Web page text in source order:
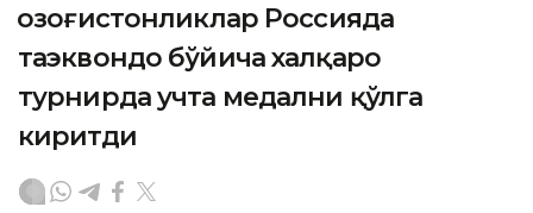
Қозоғистонликлар Россияда
таэквондо бўйича халқаро
турнирда учта медални қўлга
киритди